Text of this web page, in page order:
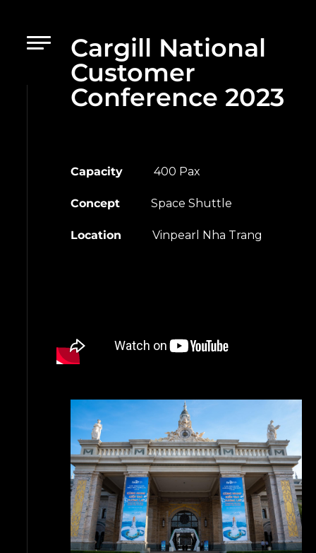
Cargill National
Customer
Conference 2023
Capacity 400 Pax
Concept Space Shuttle
Location Vinpearl Nha Trang